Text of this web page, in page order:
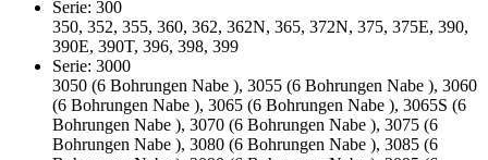
Serie: 300
350, 352, 355, 360, 362, 362N, 365, 372N, 375, 375E, 390,
390E, 390T, 396, 398, 399
Serie: 3000
3050 (6 Bohrungen Nabe ), 3055 (6 Bohrungen Nabe ), 3060
(6 Bohrungen Nabe ), 3065 (6 Bohrungen Nabe ), 3065S (6
Bohrungen Nabe ), 3070 (6 Bohrungen Nabe ), 3075 (6
Bohrungen Nabe ), 3080 (6 Bohrungen Nabe ), 3085 (6